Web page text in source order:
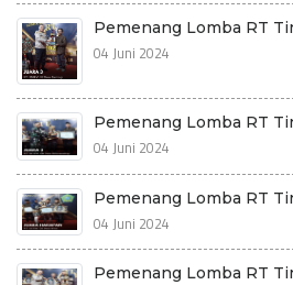
Pemenang Lomba RT
04 Juni 2024
Pemenang Lomba RT
04 Juni 2024
Pemenang Lomba RT
04 Juni 2024
Pemenang Lomba RT